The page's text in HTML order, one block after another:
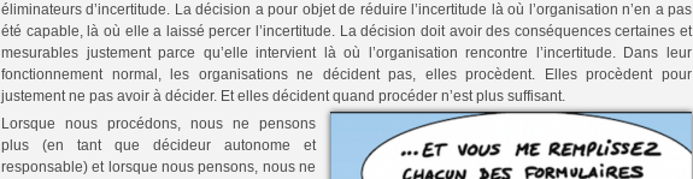
éliminateurs d’incertitude. La décision a pour objet de réduire l’incertitude là où l’organisation n’en a pas
été capable, là où elle a laissé percer l’incertitude. La décision doit avoir des conséquences certaines et
mesurables justement parce qu’elle intervient là où l’organisation rencontre l’incertitude. Dans leur
fonctionnement normal, les organisations ne décident pas, elles procèdent. Elles procèdent pour
justement ne pas avoir à décider. Et elles décident quand procéder n’est plus suffisant.
Lorsque nous procédons, nous ne pensons
plus (en tant que décideur autonome et
responsable) et lorsque nous pensons, nous ne